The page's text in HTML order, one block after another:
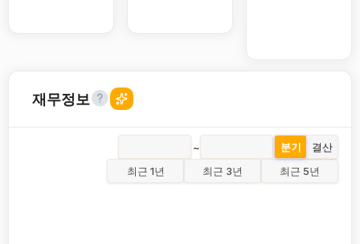
재무정보
~ 분기
결산
최근 1년
최근 3년 최근 5년